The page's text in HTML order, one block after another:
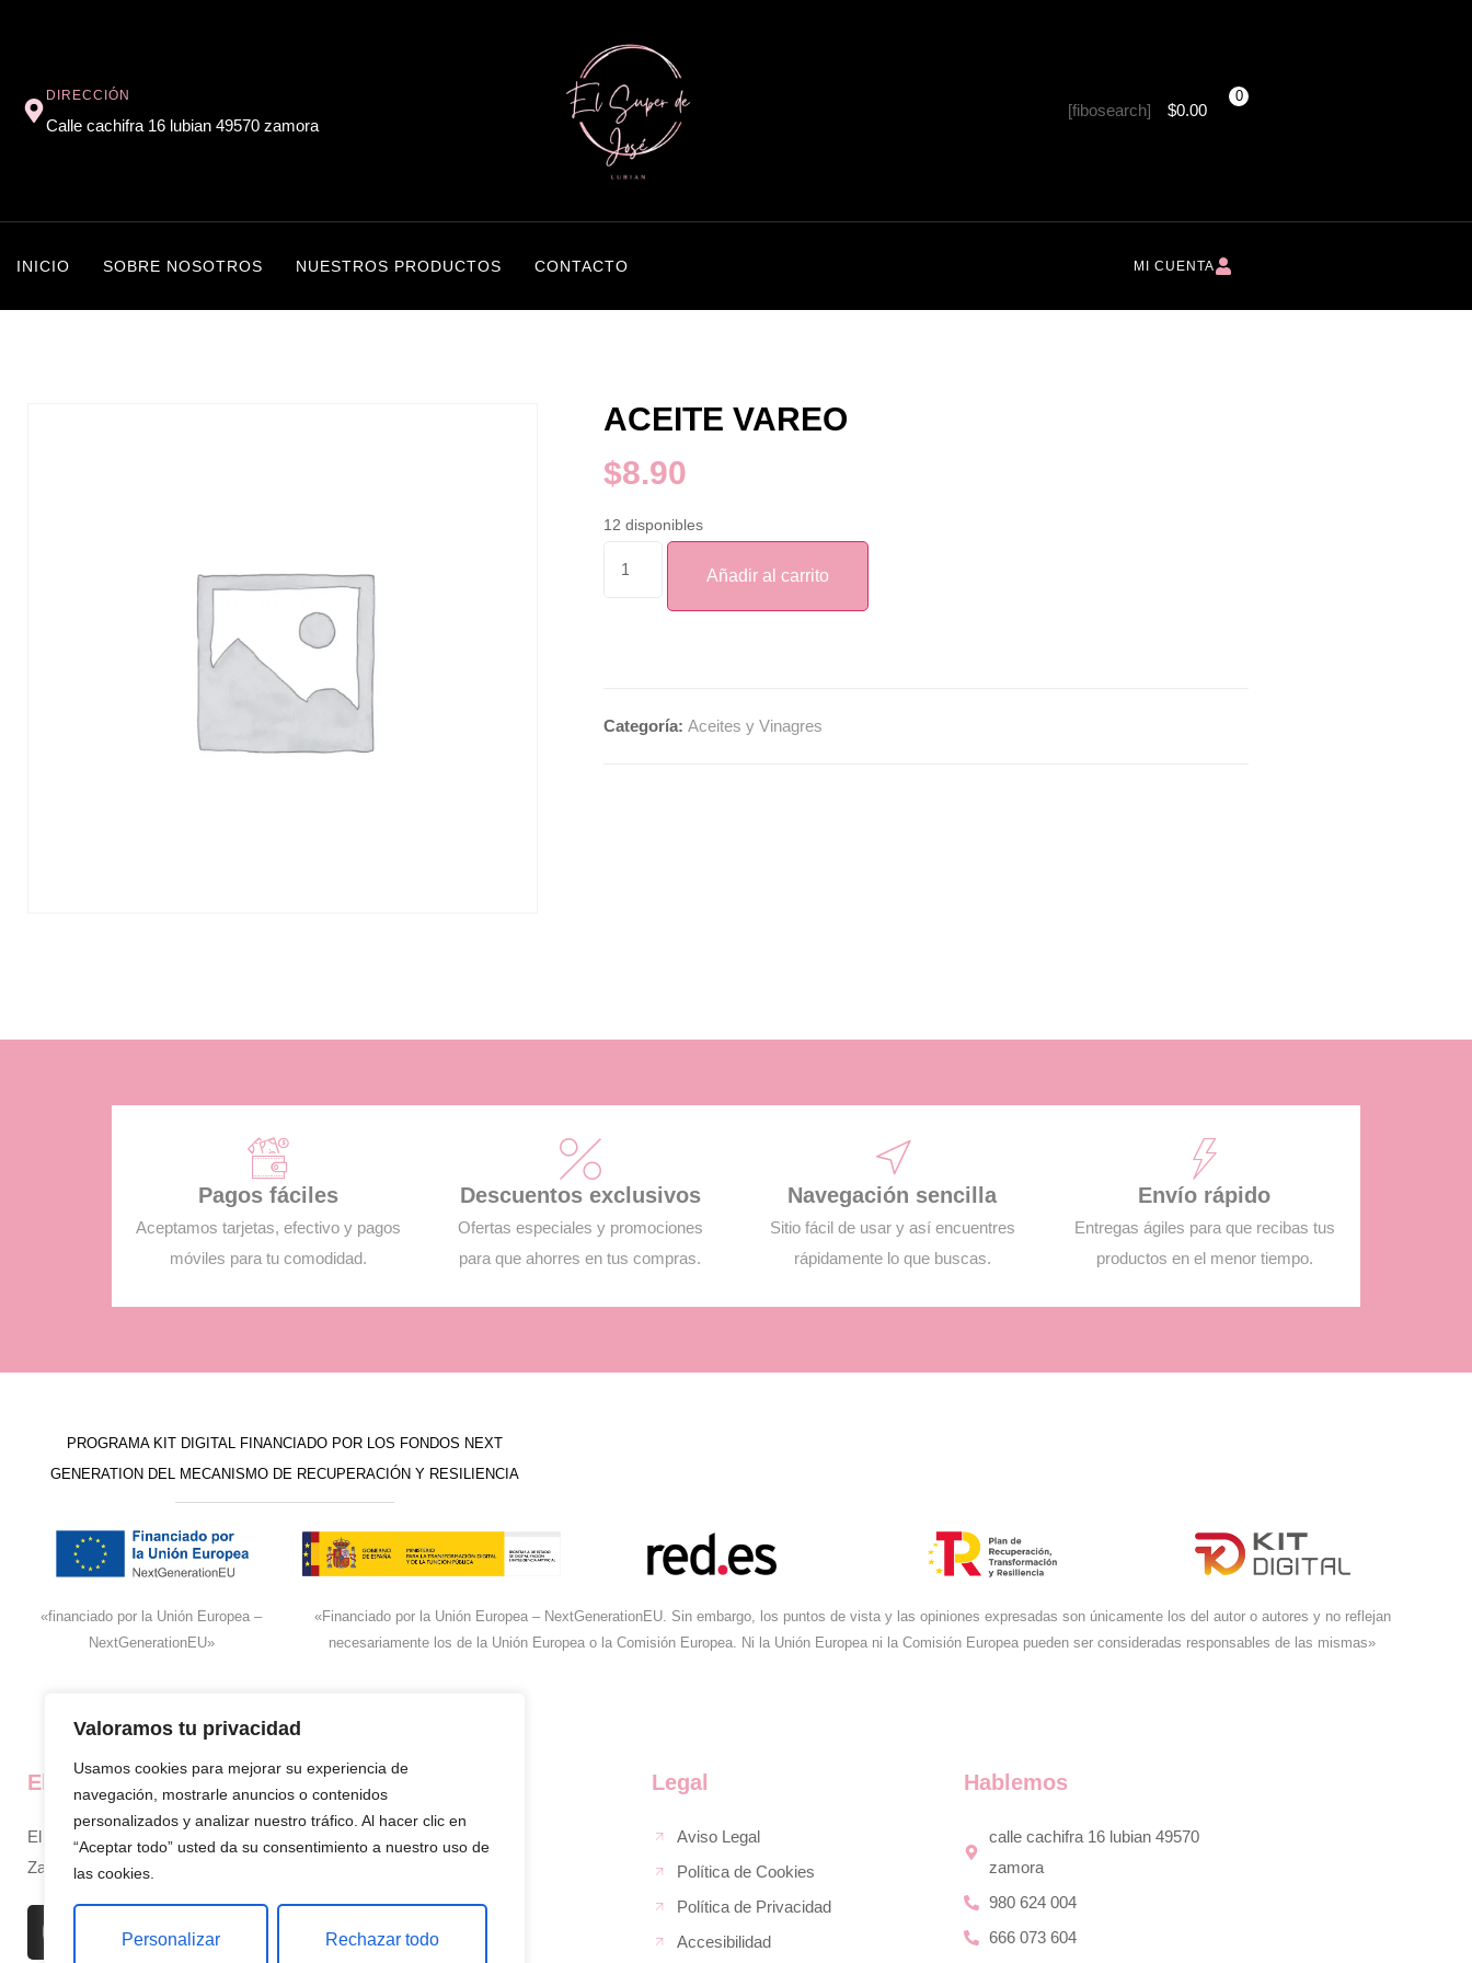
Valoramos tu privacidad
Usamos cookies para mejorar su experiencia de
navegación, mostrarle anuncios o contenidos
personalizados y analizar nuestro tráfico. Al hacer clic en
“Aceptar todo” usted da su consentimiento a nuestro uso de
las cookies.
Personalizar Rechazar todo
DIRECCIÓN
Calle cachifra 16 lubian 49570 zamora
[fibosearch] $0.00
0
INICIO SOBRE NOSOTROS NUESTROS PRODUCTOS CONTACTO MI CUENTA
ACEITE VAREO
$8.90
12 disponibles
Añadir al carrito
Categoría: Aceites y Vinagres
Pagos fáciles
Aceptamos tarjetas, efectivo y pagos
móviles para tu comodidad.
Descuentos exclusivos
Ofertas especiales y promociones
para que ahorres en tus compras.
Navegación sencilla
Sitio fácil de usar y así encuentres
rápidamente lo que buscas.
Envío rápido
Entregas ágiles para que recibas tus
productos en el menor tiempo.
PROGRAMA KIT DIGITAL FINANCIADO POR LOS FONDOS NEXT
GENERATION DEL MECANISMO DE RECUPERACIÓN Y RESILIENCIA
«financiado por la Unión Europea –
NextGenerationEU»
«Financiado por la Unión Europea – NextGenerationEU. Sin embargo, los puntos de vista y las opiniones expresadas son únicamente los del autor o autores y no reflejan
necesariamente los de la Unión Europea o la Comisión Europea. Ni la Unión Europea ni la Comisión Europea pueden ser consideradas responsables de las mismas»
El super de José
El supermercado de confianza en
Zamora, siempre cerca de ti.
La empresa
Productos
Contacto
Legal
Aviso Legal
Política de Cookies
Política de Privacidad
Accesibilidad
Hablemos
calle cachifra 16 lubian 49570
zamora
980 624 004
666 073 604